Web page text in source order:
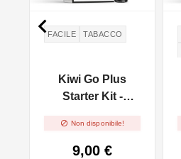
FACILE TABACCO
Kiwi Go Plus
Starter Kit -
2ml
 Non disponibile!
9,00 €
